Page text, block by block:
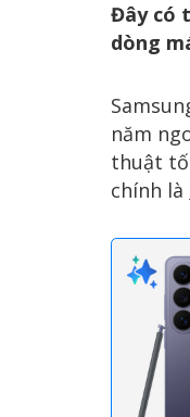
Đây có
dòng
năm
thuật
chính là